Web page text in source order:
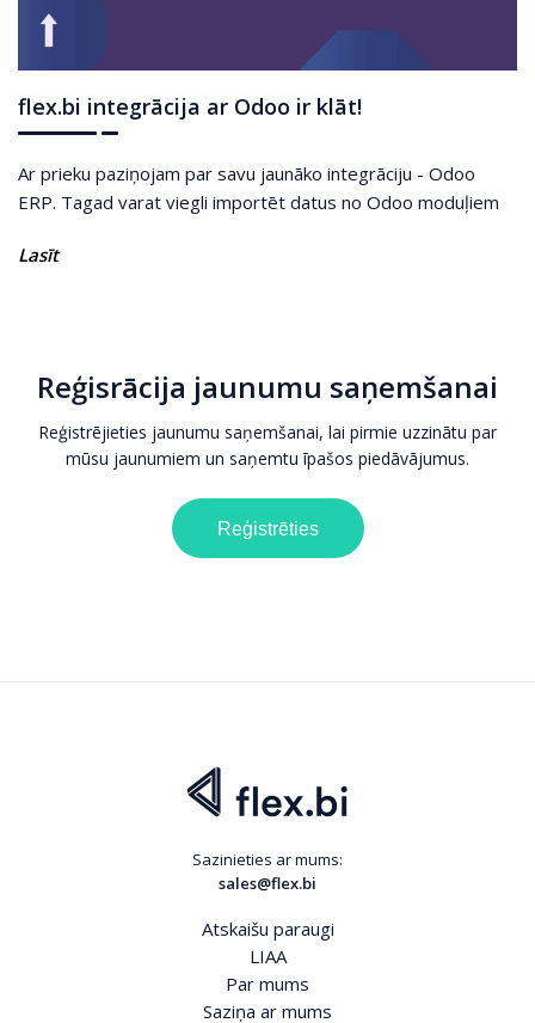
flex.bi integrācija ar Odoo ir klāt!
Ar prieku paziņojam par savu jaunāko integrāciju - Odoo
ERP. Tagad varat viegli importēt datus no Odoo moduļiem
Lasīt
Reģisrācija jaunumu saņemšanai
Reģistrējieties jaunumu saņemšanai, lai pirmie uzzinātu par
mūsu jaunumiem un saņemtu īpašos piedāvājumus.
Reģistrēties
Sazinieties ar mums:
sales@flex.bi
Atskaišu paraugi
LIAA
Par mums
Saziņa ar mums